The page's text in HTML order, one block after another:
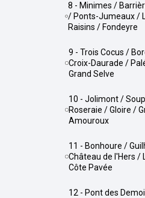
8 - Minimes / Barrière de Paris
/ Ponts-Jumeaux /
Raisins / Fondeyre
9 - Trois Cocus / Borderouge /
Croix-Daurade /
Grand Selve
10 - Jolimont / Soupetard /
Roseraie / Gloire /
Amouroux
11 - Bonhoure / Guilheméry /
Château de l'Hers /
Côte Pavée
12 - Pont des Demoiselles /